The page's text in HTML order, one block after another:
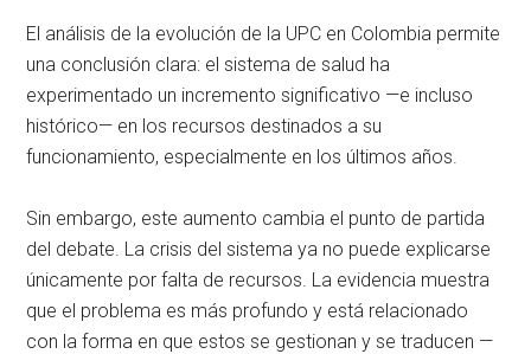
El análisis de la evolución de la UPC en Colombia permite
una conclusión clara: el sistema de salud ha
experimentado un incremento significativo —e incluso
histórico— en los recursos destinados a su
funcionamiento, especialmente en los últimos años.
Sin embargo, este aumento cambia el punto de partida
del debate. La crisis del sistema ya no puede explicarse
únicamente por falta de recursos. La evidencia muestra
que el problema es más profundo y está relacionado
con la forma en que estos se gestionan y se traducen —